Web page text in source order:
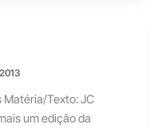
Matéria/Texto: JC
um edição da